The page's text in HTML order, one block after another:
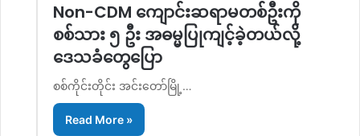
Non-CDM ကျောင်းဆရာမတစ်ဦးကို
စစ်သား ၅ ဦး အဓမ္မပြုကျင့်ခဲ့တယ်လို့
ဒေသခံတွေပြော
စစ်ကိုင်းတိုင်း အင်းတော်မြို့…
Read More »